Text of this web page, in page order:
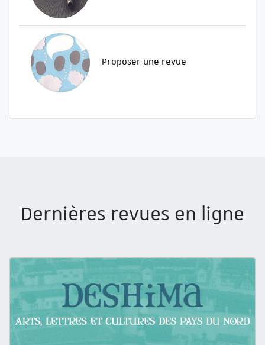
Proposer une revue
Dernières revues en ligne